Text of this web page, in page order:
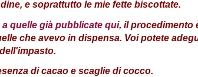
e soprattutto le mie fette biscottate.
a quelle già pubblicate qui, il procedimento
che avevo in dispensa. Voi potete
di cacao e scaglie di cocco.